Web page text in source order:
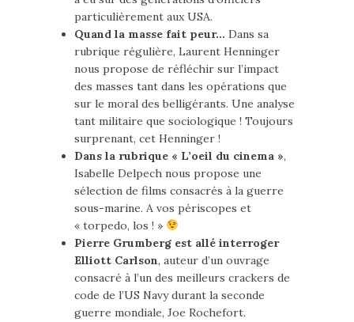
particulièrement aux USA.
Quand la masse fait peur… Dans sa
rubrique régulière, Laurent Henninger
nous propose de réfléchir sur l’impact
des masses tant dans les opérations que
sur le moral des belligérants. Une analyse
tant militaire que sociologique ! Toujours
surprenant, cet Henninger !
Dans la rubrique « L’oeil du cinema »,
Isabelle Delpech nous propose une
sélection de films consacrés à la guerre
sous-marine. A vos périscopes et
« torpedo, los ! »
Pierre Grumberg est allé interroger
Elliott Carlson, auteur d’un ouvrage
consacré à l’un des meilleurs crackers de
code de l’US Navy durant la seconde
guerre mondiale, Joe Rochefort.